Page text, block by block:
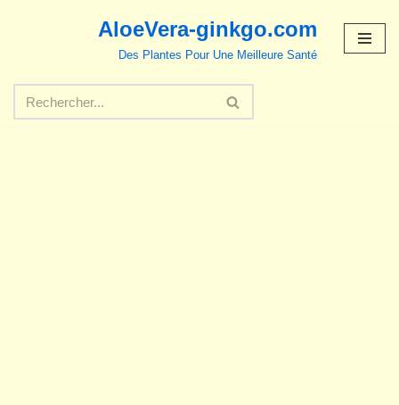
contenu
AloeVera-ginkgo.com
Des Plantes Pour Une Meilleure Santé